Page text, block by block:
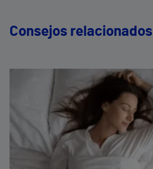
Consejos relacionados